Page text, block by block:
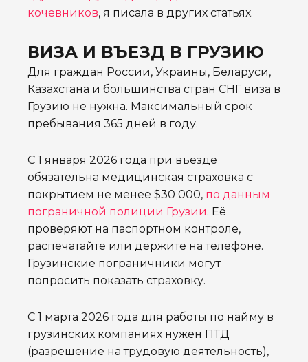
кочевников, я писала в других статьях.
ВИЗА И ВЪЕЗД В ГРУЗИЮ
Для граждан России, Украины, Беларуси,
Казахстана и большинства стран СНГ виза в
Грузию не нужна. Максимальный срок
пребывания 365 дней в году.
С 1 января 2026 года при въезде
обязательна медицинская страховка с
покрытием не менее $30 000, по данным
пограничной полиции Грузии. Её
проверяют на паспортном контроле,
распечатайте или держите на телефоне.
Грузинские пограничники могут
попросить показать страховку.
С 1 марта 2026 года для работы по найму в
грузинских компаниях нужен ПТД
(разрешение на трудовую деятельность),